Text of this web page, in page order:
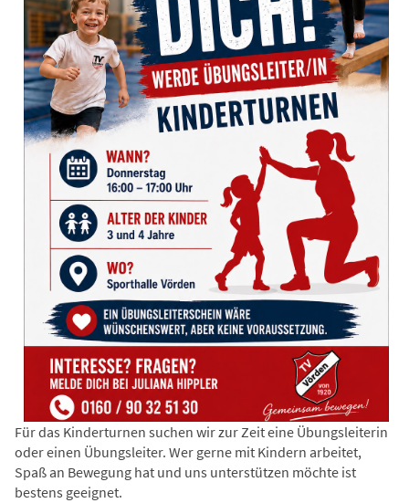
Für das Kinderturnen suchen wir zur Zeit eine Übungsleiterin
oder einen Übungsleiter. Wer gerne mit Kindern arbeitet,
Spaß an Bewegung hat und uns unterstützen möchte ist
bestens geeignet.